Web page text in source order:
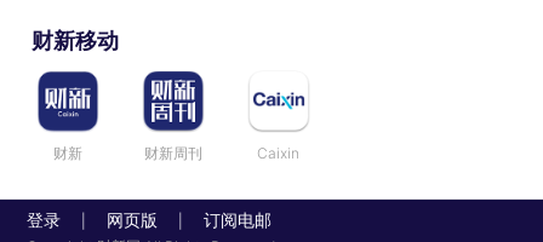
财新移动
财新 财新周刊 Caixin
登录 网页版 订阅电邮